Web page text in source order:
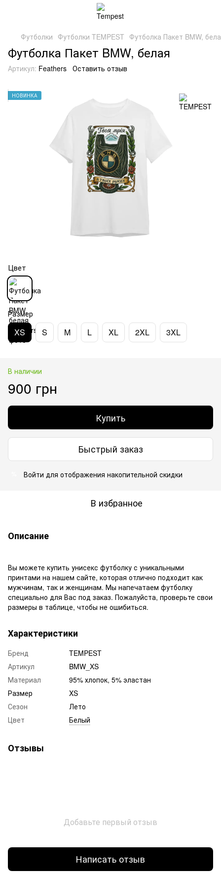
Футболки Футболки TEMPEST Футболка Пакет BMW,
Футболка Пакет BMW, белая
Артикул: Feathers Оставить отзыв
НОВИНКА
Цвет
Размер
XS S M L XL 2XL 3XL
В наличии
900 грн
Купить
Быстрый заказ
Войти для отображения накопительной скидки
В избранное
Описание
Вы можете купить унисекс футболку с уникальными
принтами на нашем сайте, которая отлично подходит как
мужчинам, так и женщинам. Мы напечатаем футболку
специально для Вас под заказ. Пожалуйста, проверьте свои
размеры в таблице, чтобы не ошибиться.
Характеристики
Бренд
TEMPEST
Артикул
BMW_XS
Материал
95% хлопок, 5% эластан
Размер
XS
Сезон
Лето
Цвет
Белый
Отзывы
Добавьте первый отзыв
Написать отзыв